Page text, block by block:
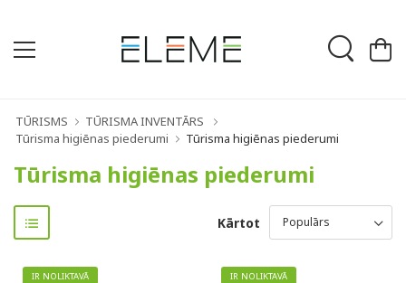
TŪRISMS
TŪRISMA INVENTĀRS
Tūrisma higiēnas piederumi
Tūrisma higiēnas piederumi
Tūrisma higiēnas piederumi
Kārtot
IR NOLIKTAVĀ IR NOLIKTAVĀ